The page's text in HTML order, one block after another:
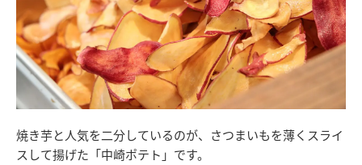
焼き芋と人気を二分しているのが、さつまいもを薄くスライ
スして揚げた「中崎ポテト」です。